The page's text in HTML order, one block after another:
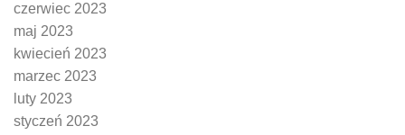
czerwiec 2023
maj 2023
kwiecień 2023
marzec 2023
luty 2023
styczeń 2023